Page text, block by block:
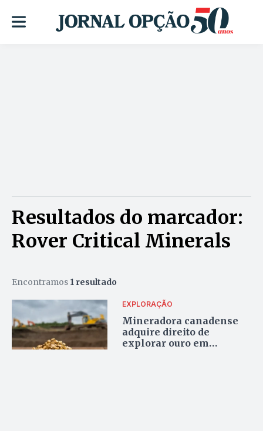
Resultados do marcador:
Rover Critical Minerals
Encontramos 1 resultado
EXPLORAÇÃO
Mineradora canadense
adquire direito de
explorar ouro em